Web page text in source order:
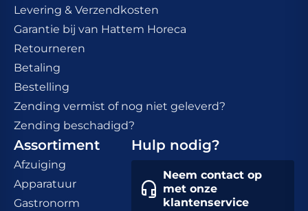
Levering & Verzendkosten
Garantie bij van Hattem Horeca
Retourneren
Betaling
Bestelling
Zending vermist of nog niet geleverd?
Zending beschadigd?
Assortiment
Afzuiging
Apparatuur
Gastronorm
Hulp nodig?
Neem contact op
met onze
klantenservice